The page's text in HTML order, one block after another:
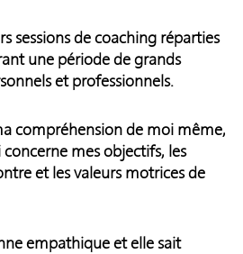
sessions de coaching réparties
une période de grands
et professionnels.
compréhension de moi même,
mes objectifs, les
et les valeurs motrices de
empathique et elle sait